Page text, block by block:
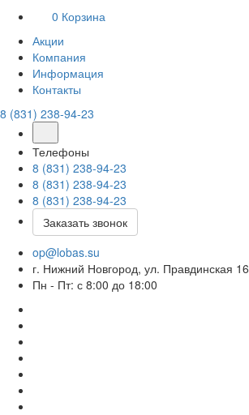
0 Корзина
Акции
Компания
Информация
Контакты
8 (831) 238-94-23
Телефоны
8 (831) 238-94-23
8 (831) 238-94-23
8 (831) 238-94-23
Заказать звонок
op@lobas.su
г. Нижний Новгород, ул. Правдинская 16
Пн - Пт: с 8:00 до 18:00